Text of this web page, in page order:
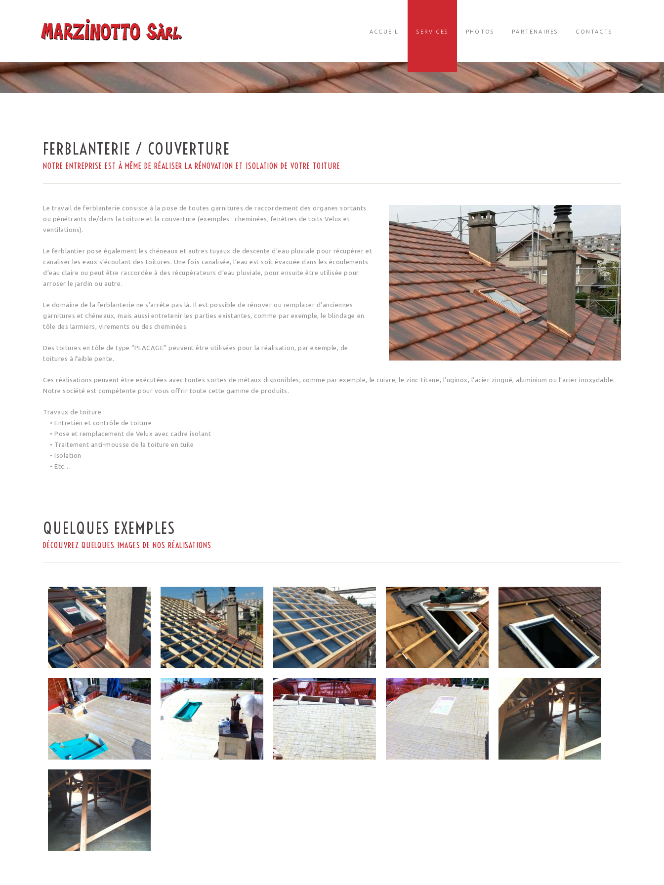
ACCUEIL SERVICES PHOTOS PARTENAIRES CONTACTS
FERBLANTERIE / COUVERTURE
NOTRE ENTREPRISE EST À MÊME DE RÉALISER LA RÉNOVATION ET ISOLATION DE VOTRE TOITURE
Le travail de ferblanterie consiste à la pose de toutes garnitures de raccordement des organes sortants
ou pénétrants de/dans la toiture et la couverture (exemples : cheminées, fenêtres de toits Velux et
ventilations).
Le ferblantier pose également les chéneaux et autres tuyaux de descente d’eau pluviale pour récupérer et
canaliser les eaux s’écoulant des toitures. Une fois canalisée, l’eau est soit évacuée dans les écoulements
d’eau claire ou peut être raccordée à des récupérateurs d’eau pluviale, pour ensuite être utilisée pour
arroser le jardin ou autre.
Le domaine de la ferblanterie ne s’arrête pas là. Il est possible de rénover ou remplacer d’anciennes
garnitures et chéneaux, mais aussi entretenir les parties existantes, comme par exemple, le blindage en
tôle des larmiers, virements ou des cheminées.
Des toitures en tôle de type “PLACAGE” peuvent être utilisées pour la réalisation, par exemple, de
toitures à faible pente.
Ces réalisations peuvent être exécutées avec toutes sortes de métaux disponibles, comme par exemple, le cuivre, le zinc-titane, l’uginox, l’acier zingué, aluminium ou l’acier inoxydable.
Notre société est compétente pour vous offrir toute cette gamme de produits.
Travaux de toiture :
• Entretien et contrôle de toiture
• Pose et remplacement de Velux avec cadre isolant
• Traitement anti-mousse de la toiture en tuile
• Isolation
• Etc…
QUELQUES EXEMPLES
DÉCOUVREZ QUELQUES IMAGES DE NOS RÉALISATIONS